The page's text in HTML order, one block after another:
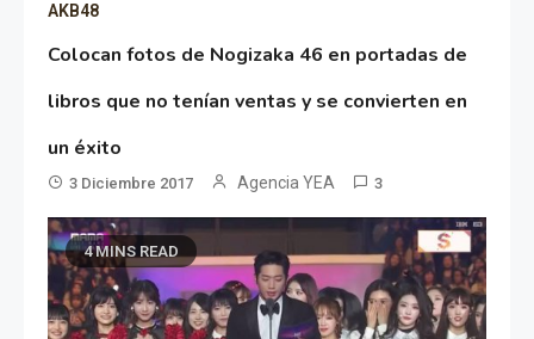
AKB48
Colocan fotos de Nogizaka 46 en portadas de
libros que no tenían ventas y se convierten en
un éxito
3 Diciembre 2017 Agencia YEA 3
4 MINS READ